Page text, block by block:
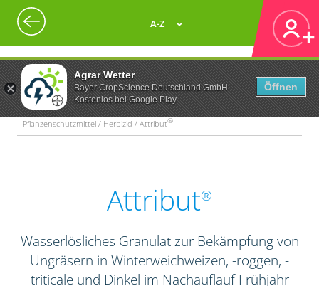
Agrar Wetter
Bayer CropScience Deutschland GmbH
Kostenlos bei Google Play
Öffnen
A-Z
Pflanzenschutzmittel / Herbizid / Attribut®
Attribut®
Wasserlösliches Granulat zur Bekämpfung von
Ungräsern in Winterweichweizen, -roggen, -
triticale und Dinkel im Nachauflauf Frühjahr